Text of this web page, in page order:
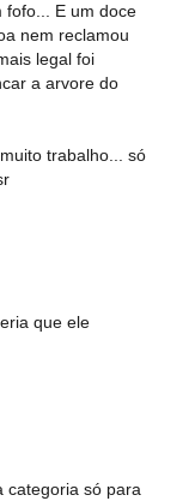
fofo... E um doce
nem reclamou
legal foi
a arvore do
trabalho... só
que ele
categoria só para